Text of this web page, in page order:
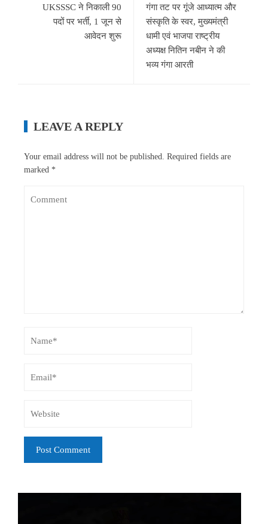
UKSSSC ने निकाली 90
पदों पर भर्ती, 1 जून से
आवेदन शुरू
गंगा तट पर गूंजे आध्यात्म और
संस्कृति के स्वर, मुख्यमंत्री
धामी एवं भाजपा राष्ट्रीय
अध्यक्ष नितिन नबीन ने की
भव्य गंगा आरती
LEAVE A REPLY
Your email address will not be published. Required fields are
marked *